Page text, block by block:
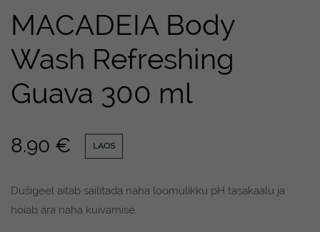
MACADEIA Body
Wash Refreshing
Guava 300 ml
8.90 € LAOS
Dušigeel aitab säilitada naha loomulikku pH tasakaalu ja
hoiab ära naha kuivamise.